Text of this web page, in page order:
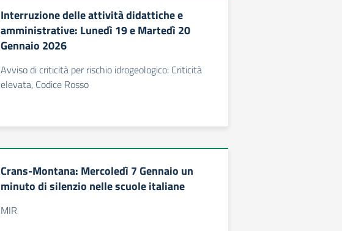
Interruzione delle attività didattiche e
amministrative: Lunedì 19 e Martedì 20
Gennaio 2026
Avviso di criticità per rischio idrogeologico: Criticità
elevata, Codice Rosso
Crans-Montana: Mercoledì 7 Gennaio un
minuto di silenzio nelle scuole italiane
MIR